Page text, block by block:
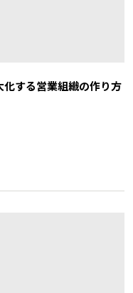
する営業組織の作り方